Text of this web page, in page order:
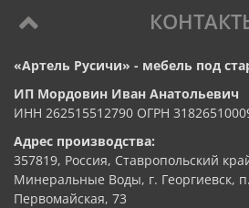
«Артель Русичи» - мебель под
ИП Мордовин Иван Анатольевич
ИНН 262515512790 ОГРН
Адрес производства:
357819, Россия, Ставропольский
Минеральные Воды, г. Георгиевск,
Первомайская, 73